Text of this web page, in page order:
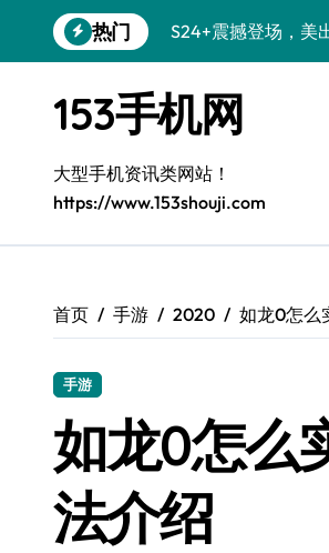
到
热门
S24+震撼登场，美
A56 5G登场，三星
三星S26上手玩转
S25美化秘籍：个性
C55 5G焕新秘籍：
Galaxy Z Flip6：折
S25 Ultra颜值炸裂
153手机网
大型手机资讯类网站！
https://www.153shouji.com
首页 手游 2020 如龙0怎么
手游
如龙0怎么
法介绍